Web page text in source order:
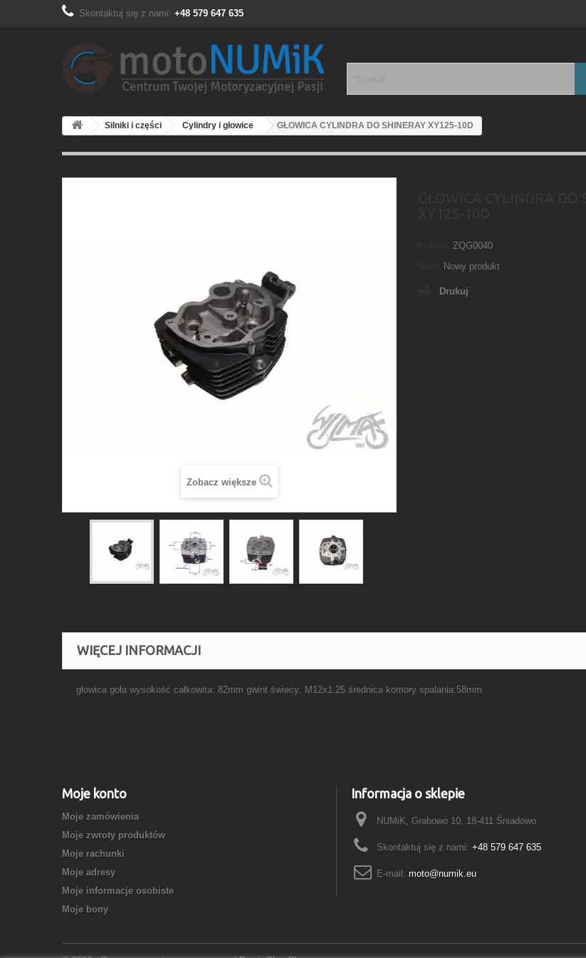
Skontaktuj się z nami: +48 579 647 635
Silniki i części Cylindry i głowice GŁOWICA CYLINDRA DO SHINERAY XY125-10D
Zobacz większe
ZQG0040
Nowy produkt
Drukuj
WIĘCEJ INFORMACJI
głowica goła wysokość całkowita: 82mm gwint świecy: M12x1.25 średnica komory spalania:58mm
Moje konto
Moje zamówienia
Moje zwroty produktów
Moje rachunki
Moje adresy
Moje informacje osobiste
Moje bony
Informacja o sklepie
NUMiK, Grabowo 10, 18-411 Śniadowo
Skontaktuj się z nami: +48 579 647 635
E-mail: moto@numik.eu